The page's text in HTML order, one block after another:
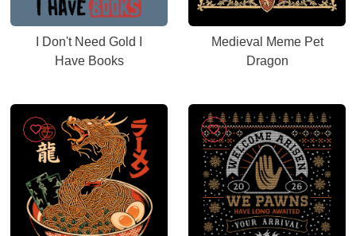
I Don't Need Gold I
Have Books
Medieval Meme Pet
Dragon